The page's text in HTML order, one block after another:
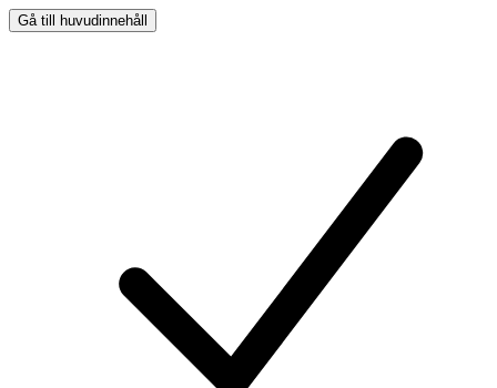
Gå till huvudinnehåll